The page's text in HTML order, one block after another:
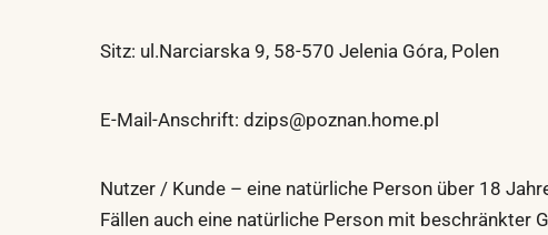
Sitz: ul.Narciarska 9, 58-570 Jelenia Góra, Polen
E-Mail-Anschrift: dzips@poznan.home.pl
Nutzer / Kunde – eine natürliche Person über 18
Fällen auch eine natürliche Person mit